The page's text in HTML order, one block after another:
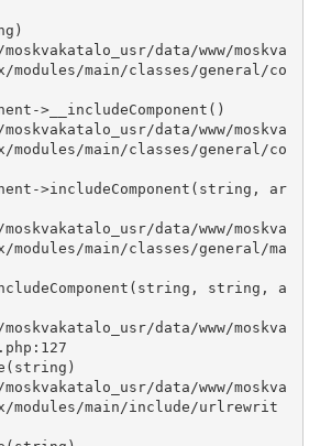
main/classes/general/co
>__includeComponent()
main/classes/general/co
>includeComponent(string, ar
main/classes/general/ma
string, a
main/include/urlrewrit